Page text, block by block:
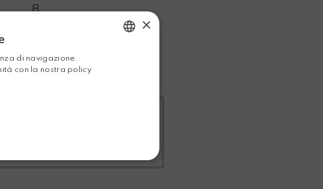
B
×
di navigazione.
con la nostra policy